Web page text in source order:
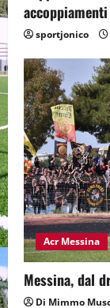
sportjonico
Acr Messina
Messina, dal
Di Mimmo